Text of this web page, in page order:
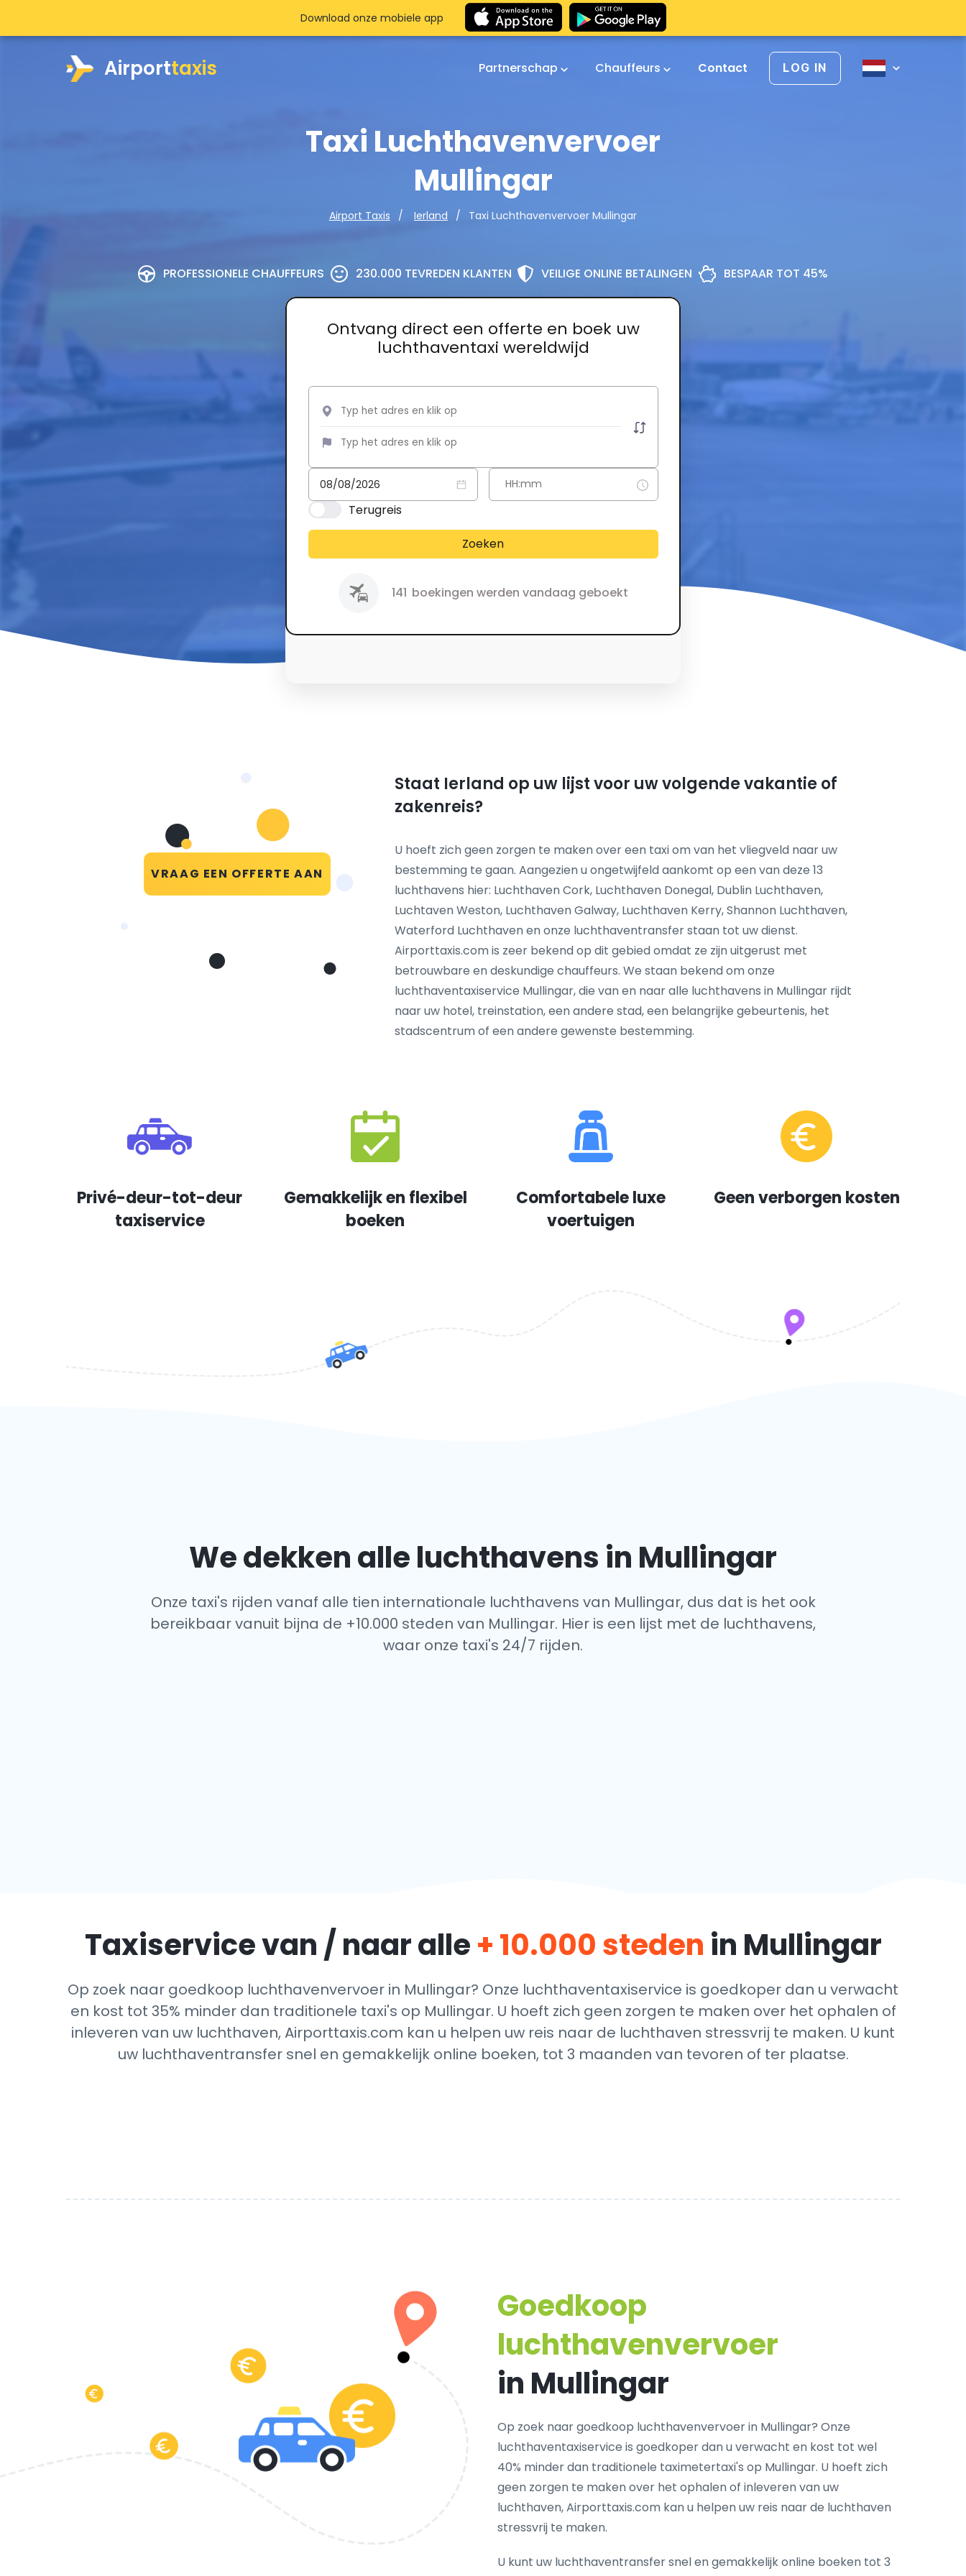
Airporttaxis Partnerschap Chauffeurs Contact LOG IN
Taxi Luchthavenvervoer
Mullingar
Airport Taxis Ierland Taxi Luchthavenvervoer Mullingar
PROFESSIONELE CHAUFFEURS 230.000 TEVREDEN KLANTEN VEILIGE ONLINE BETALINGEN BESPAAR TOT 45%
Ontvang direct een offerte en boek uw
luchthaventaxi wereldwijd
Terugreis
Zoeken
141 boekingen werden vandaag geboekt
Download onze mobiele app
VRAAG EEN OFFERTE AAN
Staat Ierland op uw lijst voor uw volgende vakantie of
zakenreis?
U hoeft zich geen zorgen te maken over een taxi om van het vliegveld naar uw
bestemming te gaan. Aangezien u ongetwijfeld aankomt op een van deze 13
luchthavens hier: Luchthaven Cork, Luchthaven Donegal, Dublin Luchthaven,
Luchtaven Weston, Luchthaven Galway, Luchthaven Kerry, Shannon Luchthaven,
Waterford Luchthaven en onze luchthaventransfer staan tot uw dienst.
Airporttaxis.com is zeer bekend op dit gebied omdat ze zijn uitgerust met
betrouwbare en deskundige chauffeurs. We staan bekend om onze
luchthaventaxiservice Mullingar, die van en naar alle luchthavens in Mullingar rijdt
naar uw hotel, treinstation, een andere stad, een belangrijke gebeurtenis, het
stadscentrum of een andere gewenste bestemming.
Privé-deur-tot-deur
taxiservice
Gemakkelijk en flexibel
boeken
Comfortabele luxe
voertuigen
Geen verborgen kosten
We dekken alle luchthavens in Mullingar
Onze taxi's rijden vanaf alle tien internationale luchthavens van Mullingar, dus dat is het ook
bereikbaar vanuit bijna de +10.000 steden van Mullingar. Hier is een lijst met de luchthavens,
waar onze taxi's 24/7 rijden.
Taxiservice van / naar alle+ 10.000 steden in Mullingar
Op zoek naar goedkoop luchthavenvervoer in Mullingar? Onze luchthaventaxiservice is goedkoper dan u verwacht
en kost tot 35% minder dan traditionele taxi's op Mullingar. U hoeft zich geen zorgen te maken over het ophalen of
inleveren van uw luchthaven, Airporttaxis.com kan u helpen uw reis naar de luchthaven stressvrij te maken. U kunt
uw luchthaventransfer snel en gemakkelijk online boeken, tot 3 maanden van tevoren of ter plaatse.
Goedkoop
luchthavenvervoer
in Mullingar
Op zoek naar goedkoop luchthavenvervoer in Mullingar? Onze
luchthaventaxiservice is goedkoper dan u verwacht en kost tot wel
40% minder dan traditionele taximetertaxi's op Mullingar. U hoeft zich
geen zorgen te maken over het ophalen of inleveren van uw
luchthaven, Airporttaxis.com kan u helpen uw reis naar de luchthaven
stressvrij te maken.
U kunt uw luchthaventransfer snel en gemakkelijk online boeken tot 3